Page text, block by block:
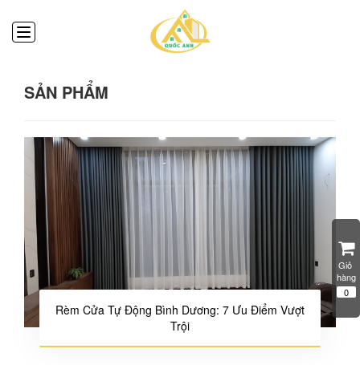
SẢN PHẨM
Rèm Cửa Tự Động Bình Dương: 7 Ưu Điểm Vượt
Trội
Giỏ
hàng
0